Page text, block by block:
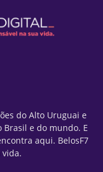
do Alto Uruguai e
Brasil e do mundo. E
aqui. BelosF7